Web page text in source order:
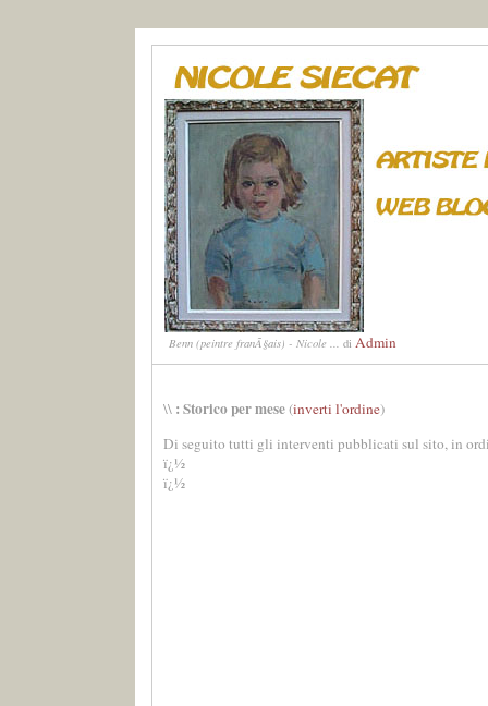
Benn (peintre franÃ§ais) - Nicole ... di Admin
\\ : Storico per mese(inverti l'ordine)
Di seguito tutti gli interventi pubblicati sul sito, in
ï¿½
ï¿½